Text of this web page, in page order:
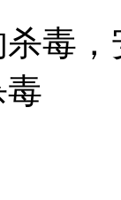
杀毒